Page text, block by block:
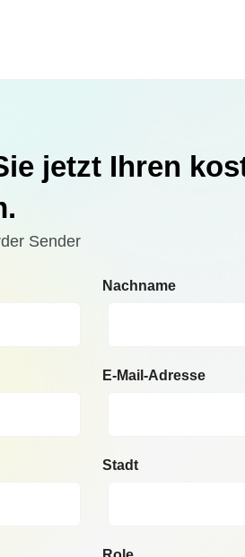
jetzt Ihren
Sender
Nachname
E-Mail-Adresse
Stadt